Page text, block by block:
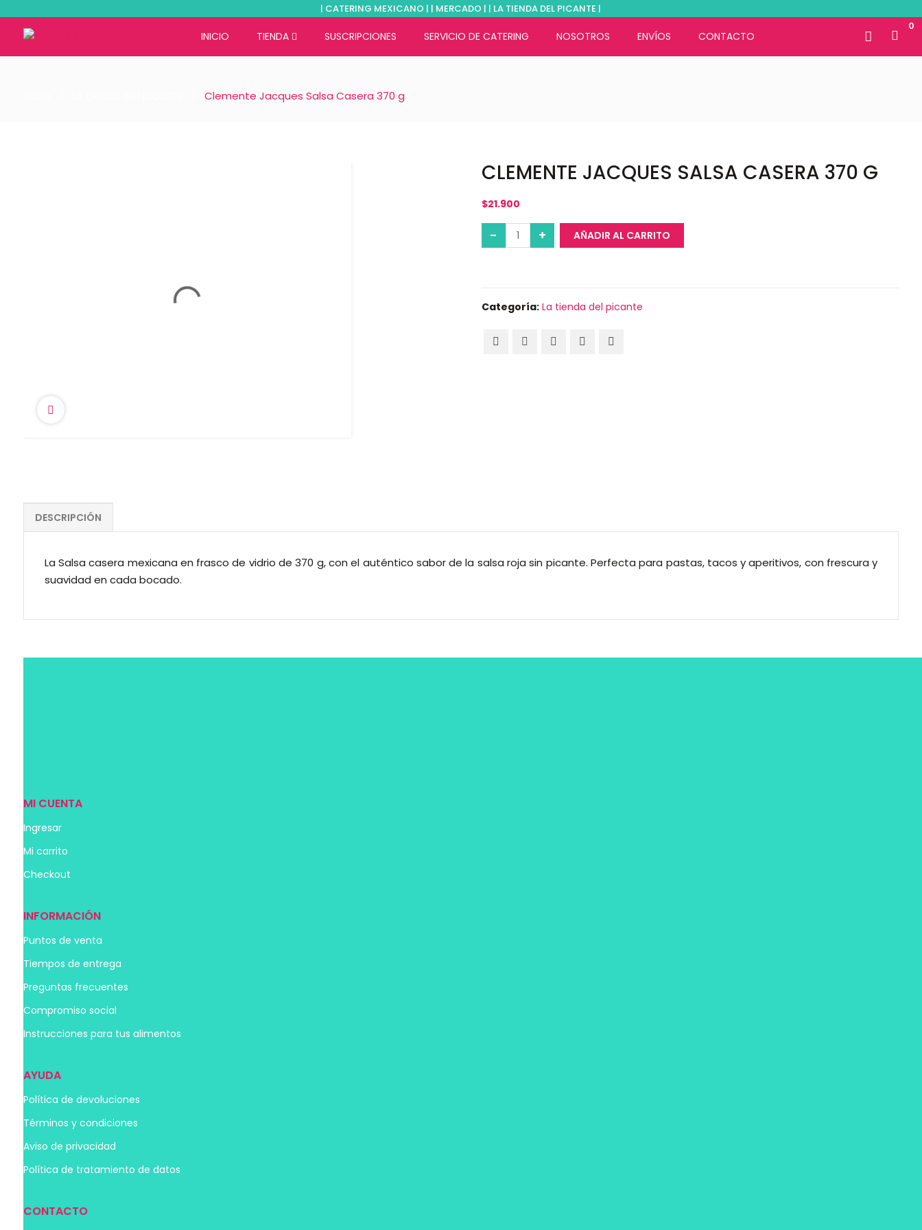
| CATERING MEXICANO | | MERCADO | | LA TIENDA DEL PICANTE |
INICIO TIENDA SUSCRIPCIONES SERVICIO DE CATERING NOSOTROS ENVÍOS CONTACTO
0
Clemente Jacques Salsa Casera 370 g
CLEMENTE JACQUES SALSA CASERA 370 G
$21.900
AÑADIR AL CARRITO
Categoría: La tienda del picante
DESCRIPCIÓN
La Salsa casera mexicana en frasco de vidrio de 370 g, con el auténtico sabor de la salsa roja sin picante. Perfecta para pastas, tacos y aperitivos, con frescura y
suavidad en cada bocado.
MI CUENTA
Ingresar
Mi carrito
Checkout
INFORMACIÓN
Puntos de venta
Tiempos de entrega
Preguntas frecuentes
Compromiso social
Instrucciones para tus alimentos
AYUDA
Política de devoluciones
Términos y condiciones
Aviso de privacidad
Política de tratamiento de datos
CONTACTO